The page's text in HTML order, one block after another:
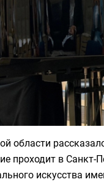
области
проходит в Санкт-
искусства